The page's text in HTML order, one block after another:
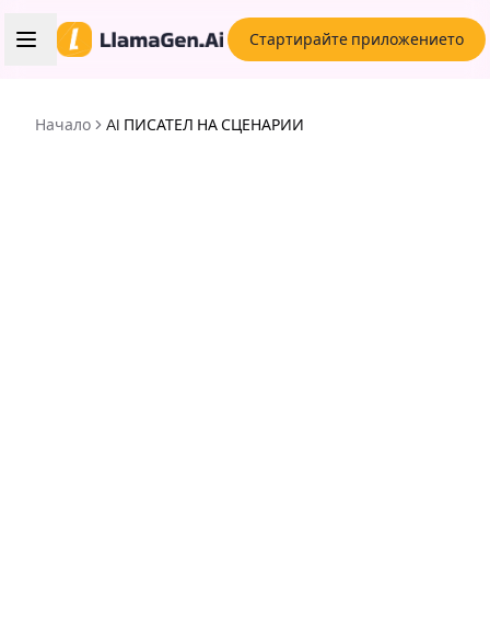
Стартирайте приложението
Начало AI ПИСАТЕЛ НА СЦЕНАРИИ